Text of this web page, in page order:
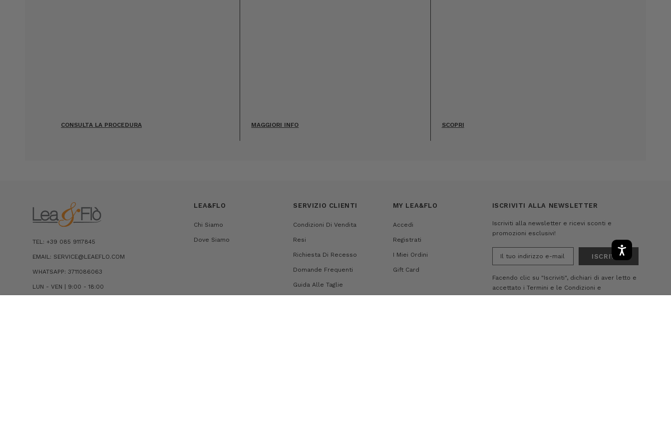
CONSULTA LA PROCEDURA MAGGIORI INFO SCOPRI
TEL: +39 085 9117845
EMAIL: SERVICE@LEAEFLO.COM
WHATSAPP: 3711086063
LUN - VEN | 9:00 - 18:00
LEA&FLO
Chi Siamo
Dove Siamo
SERVIZIO CLIENTI
Condizioni Di Vendita
Resi
Richiesta Di Recesso
Domande Frequenti
Guida Alle Taglie
MY LEA&FLO
Accedi
Registrati
I Miei Ordini
Gift Card
ISCRIVITI ALLA NEWSLETTER
Iscriviti alla newsletter e ricevi sconti e
promozioni esclusivi!
Facendo clic su "Iscriviti", dichiari di aver letto e
accettato i Termini e le Condizioni e